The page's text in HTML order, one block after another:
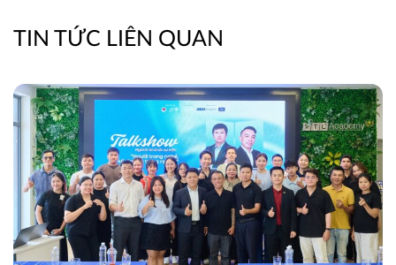
TIN TỨC LIÊN QUAN